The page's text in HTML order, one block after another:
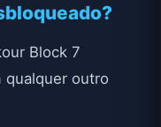
Block 7
qualquer outro